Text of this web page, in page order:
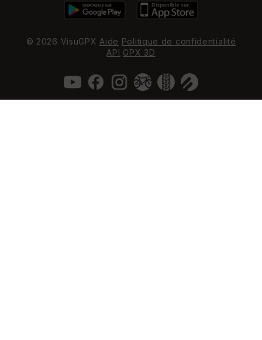
© 2026 VisuGPX Aide Politique de confidentialité
API GPX 3D